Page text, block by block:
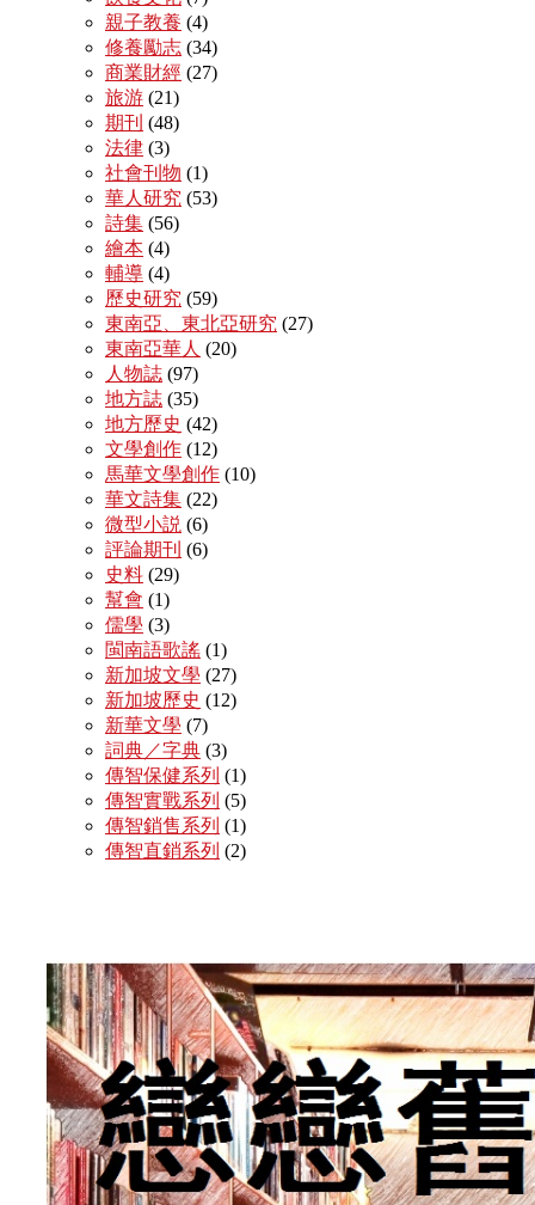
親子教養 (4)
修養勵志 (34)
商業財經 (27)
旅游 (21)
期刊 (48)
法律 (3)
社會刊物 (1)
華人研究 (53)
詩集 (56)
繪本 (4)
輔導 (4)
歷史研究 (59)
東南亞、東北亞研究 (27)
東南亞華人 (20)
人物誌 (97)
地方誌 (35)
地方歷史 (42)
文學創作 (12)
馬華文學創作 (10)
華文詩集 (22)
微型小説 (6)
評論期刊 (6)
史料 (29)
幫會 (1)
儒學 (3)
閩南語歌謠 (1)
新加坡文學 (27)
新加坡歷史 (12)
新華文學 (7)
詞典／字典 (3)
傳智保健系列 (1)
傳智實戰系列 (5)
傳智銷售系列 (1)
傳智直銷系列 (2)